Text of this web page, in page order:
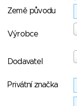
Země původu
Výrobce
Dodavatel
Privátní značka